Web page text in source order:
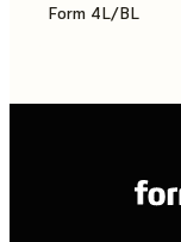
Form 4L/BL